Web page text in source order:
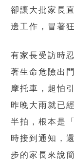
卻讓大批家長
邊工作，冒著
有家長受訪時
著生命危險出
摩托車，超怕
昨晚大雨就已
半拍，根本是
時接到通知，
步的家長來說